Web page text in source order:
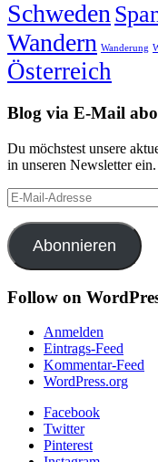
Schweden
Wandern Wanderung
Österreich
Blog via E-Mail
Du möchstest unsere
in unseren Newsletter ein.
E-
Mail-
Adresse
Abonnieren
Follow on
Anmelden
Eintrags-Feed
Kommentar-Feed
WordPress.org
Facebook
Twitter
Pinterest